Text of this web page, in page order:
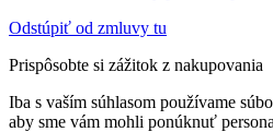
Odstúpiť od zmluvy tu
Prispôsobte si zážitok z nakupovania
Iba s vaším súhlasom používame
aby sme vám mohli ponúknuť